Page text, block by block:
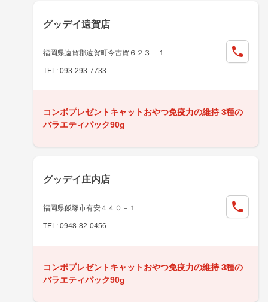
グッデイ遠賀店
福岡県遠賀郡遠賀町今古賀６２３－１
TEL: 093-293-7733
コンボプレゼントキャットおやつ免疫力の維持 3種の
バラエティパック90g
グッデイ庄内店
福岡県飯塚市有安４４０－１
TEL: 0948-82-0456
コンボプレゼントキャットおやつ免疫力の維持 3種の
バラエティパック90g